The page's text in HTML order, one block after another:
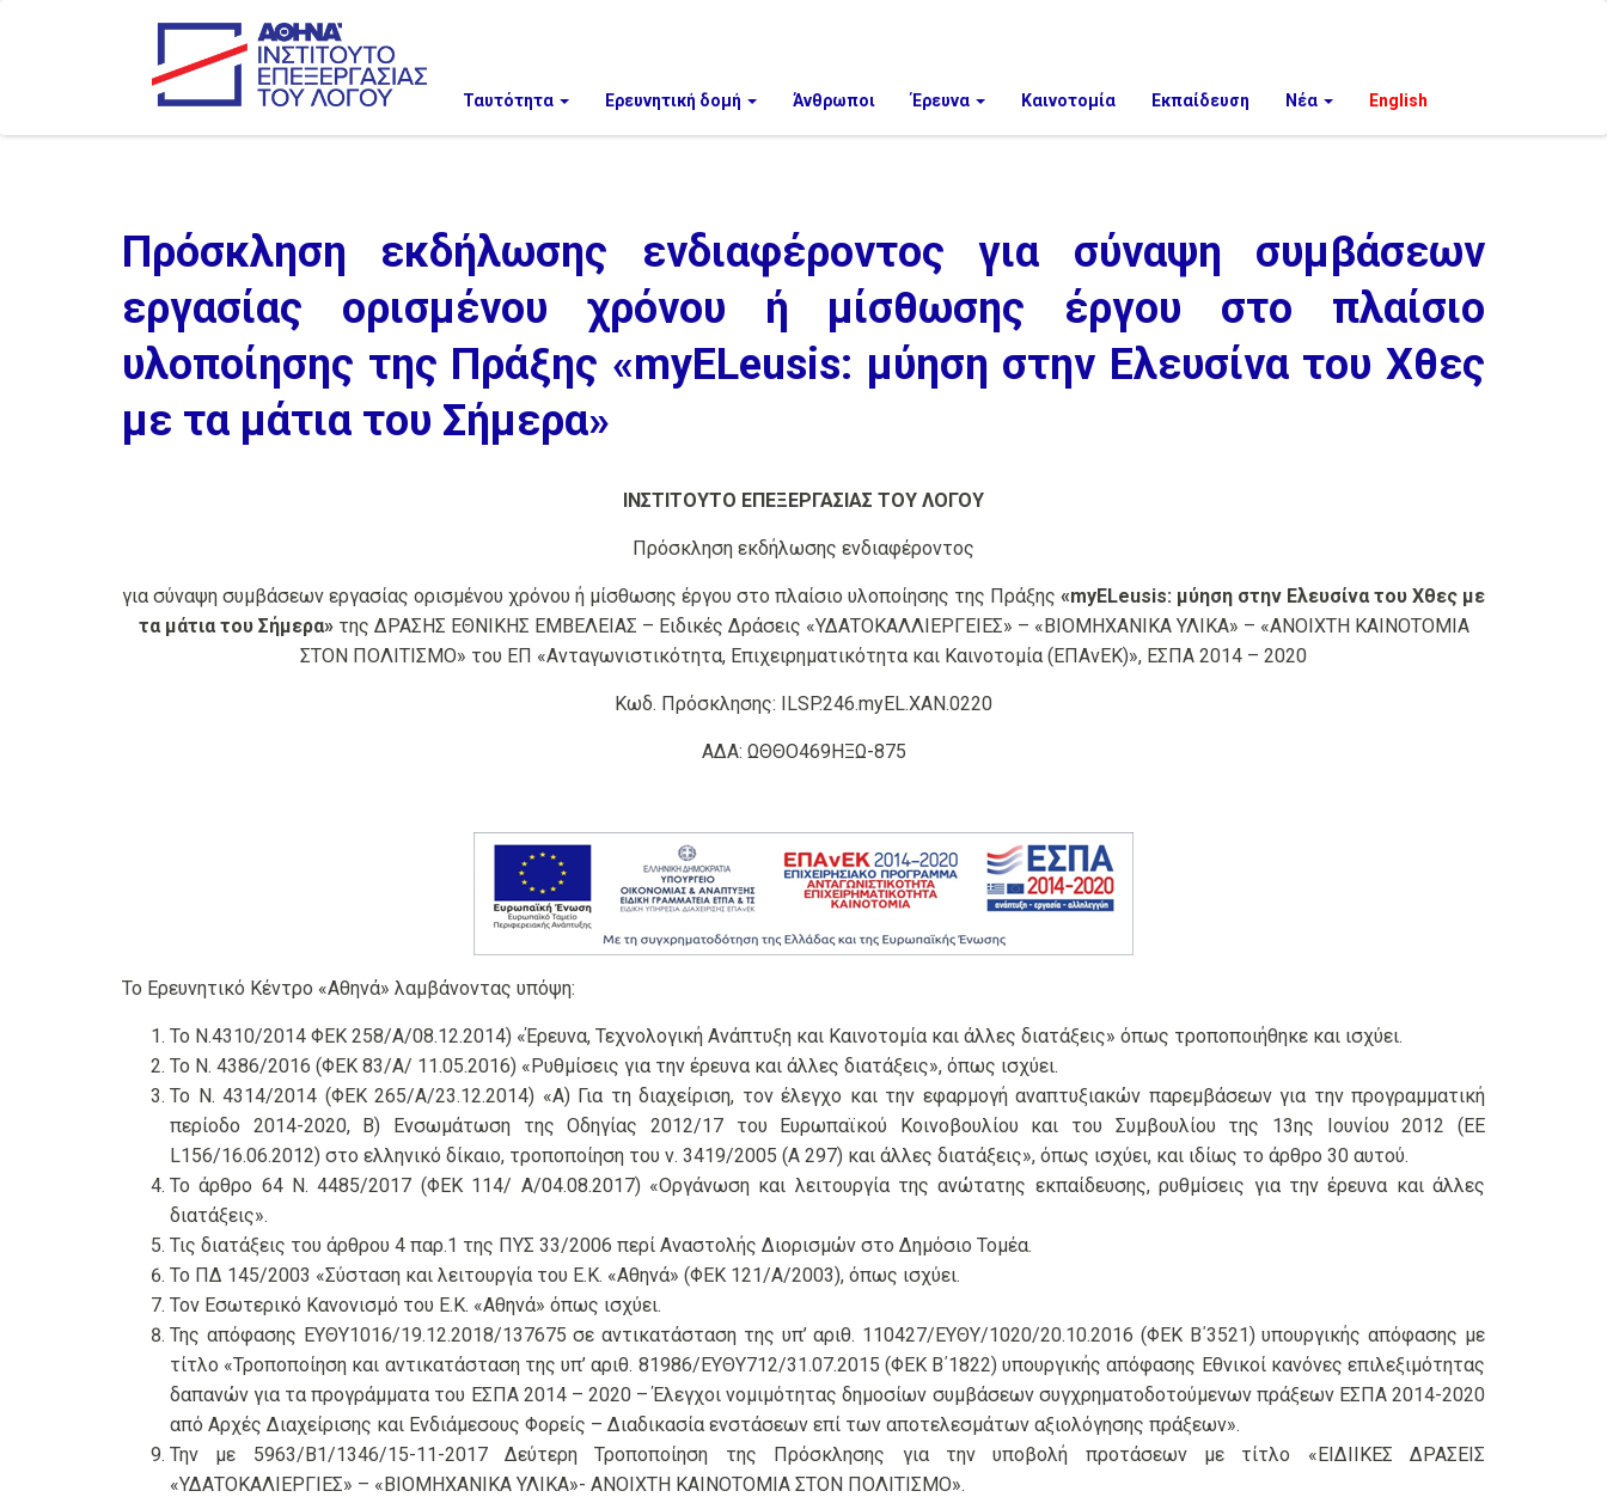
Ταυτότητα Ερευνητική δομή Άνθρωποι Έρευνα Καινοτομία Εκπαίδευση Νέα English
Πρόσκληση εκδήλωσης ενδιαφέροντος για σύναψη συμβάσεων
εργασίας ορισμένου χρόνου ή μίσθωσης έργου στο πλαίσιο
υλοποίησης της Πράξης «myELeusis: μύηση στην Ελευσίνα του Χθες
με τα μάτια του Σήμερα»
ΙΝΣΤΙΤΟΥΤΟ ΕΠΕΞΕΡΓΑΣΙΑΣ ΤΟΥ ΛΟΓΟΥ
Πρόσκληση εκδήλωσης ενδιαφέροντος
για σύναψη συμβάσεων εργασίας ορισμένου χρόνου ή μίσθωσης έργου στο πλαίσιο υλοποίησης της Πράξης «myELeusis: μύηση στην Ελευσίνα του Χθες με
τα μάτια του Σήμερα»της ΔΡΑΣΗΣ ΕΘΝΙΚΗΣ ΕΜΒΕΛΕΙΑΣ – Ειδικές Δράσεις «ΥΔΑΤΟΚΑΛΛΙΕΡΓΕΙΕΣ» – «ΒΙΟΜΗΧΑΝΙΚΑ ΥΛΙΚΑ» – «ΑΝΟΙΧΤΗ ΚΑΙΝΟΤΟΜΙΑ
ΣΤΟΝ ΠΟΛΙΤΙΣΜΟ» του ΕΠ «Ανταγωνιστικότητα, Επιχειρηματικότητα και Καινοτομία (ΕΠΑνΕΚ)», ΕΣΠΑ 2014 – 2020
Κωδ. Πρόσκλησης: ILSP.246.myEL.ΧΑΝ.0220
ΑΔΑ: ΩΘΘΟ469ΗΞΩ-875
Το Ερευνητικό Κέντρο «Αθηνά» λαμβάνοντας υπόψη:
Το Ν.4310/2014 ΦΕΚ 258/Α/08.12.2014) «Έρευνα, Τεχνολογική Ανάπτυξη και Καινοτομία και άλλες διατάξεις» όπως τροποποιήθηκε και ισχύει.
Το Ν. 4386/2016 (ΦΕΚ 83/Α/ 11.05.2016) «Ρυθμίσεις για την έρευνα και άλλες διατάξεις», όπως ισχύει.
Το Ν. 4314/2014 (ΦΕΚ 265/Α/23.12.2014) «Α) Για τη διαχείριση, τον έλεγχο και την εφαρμογή αναπτυξιακών παρεμβάσεων για την προγραμματική
περίοδο 2014-2020, Β) Ενσωμάτωση της Οδηγίας 2012/17 του Ευρωπαϊκού Κοινοβουλίου και του Συμβουλίου της 13ης Ιουνίου 2012 (ΕΕ
L156/16.06.2012) στο ελληνικό δίκαιο, τροποποίηση του ν. 3419/2005 (Α 297) και άλλες διατάξεις», όπως ισχύει, και ιδίως το άρθρο 30 αυτού.
Το άρθρο 64 Ν. 4485/2017 (ΦΕΚ 114/ Α/04.08.2017) «Οργάνωση και λειτουργία της ανώτατης εκπαίδευσης, ρυθμίσεις για την έρευνα και άλλες
διατάξεις».
Τις διατάξεις του άρθρου 4 παρ.1 της ΠΥΣ 33/2006 περί Αναστολής Διορισμών στο Δημόσιο Τομέα.
Το ΠΔ 145/2003 «Σύσταση και λειτουργία του Ε.Κ. «Αθηνά» (ΦΕΚ 121/Α/2003), όπως ισχύει.
Τον Εσωτερικό Κανονισμό του Ε.Κ. «Αθηνά» όπως ισχύει.
Της απόφασης ΕΥΘΥ1016/19.12.2018/137675 σε αντικατάσταση της υπ’ αριθ. 110427/EΥΘΥ/1020/20.10.2016 (ΦΕΚ Β΄3521) υπουργικής απόφασης με
τίτλο «Τροποποίηση και αντικατάσταση της υπ’ αριθ. 81986/ΕΥΘΥ712/31.07.2015 (ΦΕΚ Β΄1822) υπουργικής απόφασης Εθνικοί κανόνες επιλεξιμότητας
δαπανών για τα προγράμματα του ΕΣΠΑ 2014 – 2020 – Έλεγχοι νομιμότητας δημοσίων συμβάσεων συγχρηματοδοτούμενων πράξεων ΕΣΠΑ 2014-2020
από Αρχές Διαχείρισης και Ενδιάμεσους Φορείς – Διαδικασία ενστάσεων επί των αποτελεσμάτων αξιολόγησης πράξεων».
Την με 5963/Β1/1346/15-11-2017 Δεύτερη Τροποποίηση της Πρόσκλησης για την υποβολή προτάσεων με τίτλο «ΕΙΔΙΙΚΕΣ ΔΡΑΣΕΙΣ
«ΥΔΑΤΟΚΑΛΙΕΡΓΙΕΣ» – «ΒΙΟΜΗΧΑΝΙΚΑ ΥΛΙΚΑ»- ΑΝΟΙΧΤΗ ΚΑΙΝΟΤΟΜΙΑ ΣΤΟΝ ΠΟΛΙΤΙΣΜΟ».